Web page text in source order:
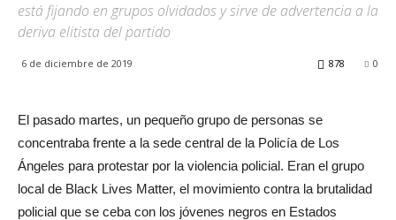
está fijando en grupos olvidados y sirve de advertencia a la
deriva elitista del partido
6 de diciembre de 2019 0
878
El pasado martes, un pequeño grupo de personas se
concentraba frente a la sede central de la Policía de Los
Ángeles para protestar por la violencia policial. Eran el grupo
local de Black Lives Matter, el movimiento contra la brutalidad
policial que se ceba con los jóvenes negros en Estados